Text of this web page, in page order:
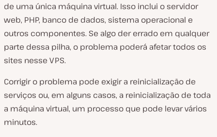
de uma única máquina virtual. Isso inclui o servidor
web, PHP, banco de dados, sistema operacional e
outros componentes. Se algo der errado em qualquer
parte dessa pilha, o problema poderá afetar todos os
sites nesse VPS.
Corrigir o problema pode exigir a reinicialização de
serviços ou, em alguns casos, a reinicialização de toda
a máquina virtual, um processo que pode levar vários
minutos.